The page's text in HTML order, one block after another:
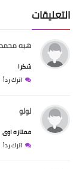
التعليقات
هبه محمد
شكرا
اترك رداً
لولو
ممتازه اوى
اترك رداً